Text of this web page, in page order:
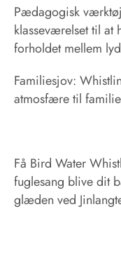
Pædagogisk
klasseværelset til
forholdet mellem
Familiesjov:
atmosfære til
Få Bird Water
fuglesang blive dit
glæden ved